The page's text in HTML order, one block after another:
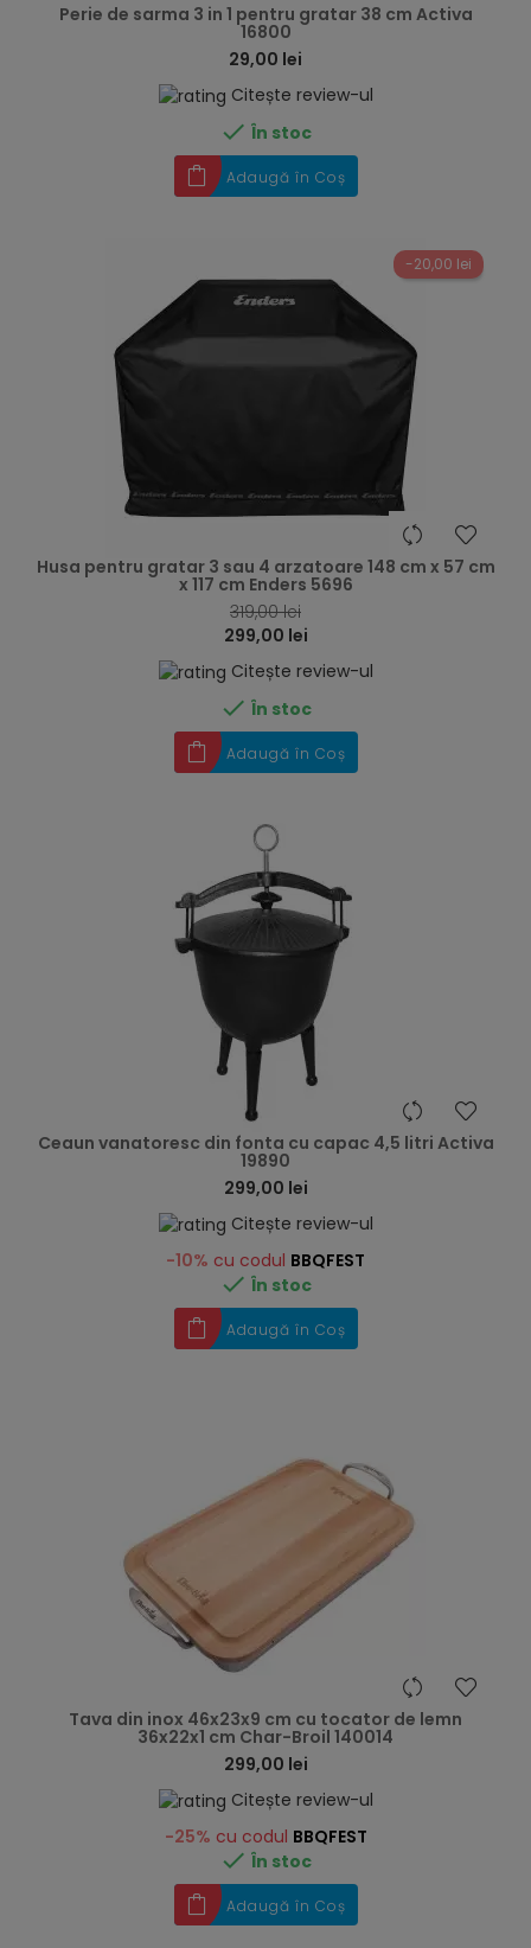
Perie de sarma 3 in 1 pentru gratar 38 cm Activa
16800
29,00 lei
Citește review-ul
 În stoc
Adaugă în Coș
-20,00 lei
Husa pentru gratar 3 sau 4 arzatoare 148 cm x 57 cm
x 117 cm Enders 5696
319,00 lei
299,00 lei
Citește review-ul
 În stoc
Adaugă în Coș
Ceaun vanatoresc din fonta cu capac 4,5 litri Activa
19890
299,00 lei
Citește review-ul
-10% cu codul BBQFEST
 În stoc
Adaugă în Coș
Tava din inox 46x23x9 cm cu tocator de lemn
36x22x1 cm Char-Broil 140014
299,00 lei
Citește review-ul
-25% cu codul BBQFEST
 În stoc
Adaugă în Coș